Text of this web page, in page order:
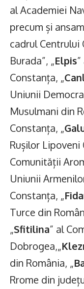
al Academiei
precum și
cadrul Centrului
Burada”, „Elpis
Constanța, „
Uniunii
Musulmani din
Constanța, „
Rușilor Lipoveni
Comunității
Uniunii
Constanța, „
Turce din
„Sfitilina” al
Dobrogea,„
din România, „
Rrome din